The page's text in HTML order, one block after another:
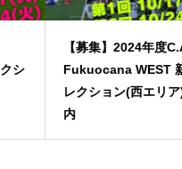
【募集】2024年度C.A
Fukuocana WEST 新U-13セ
レクション(西エリア)のご案